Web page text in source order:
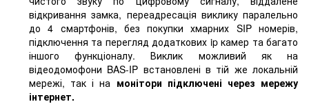
відкривання замка, переадресація виклику паралельно
до 4 смартфонів, без покупки хмарних SIP номерів,
підключення та перегляд додаткових ip камер та багато
іншого функціоналу. Виклик можливий як на
відеодомофони BAS-IP встановлені в тій же локальній
мережі, так і на монітори підключені через мережу
інтернет.